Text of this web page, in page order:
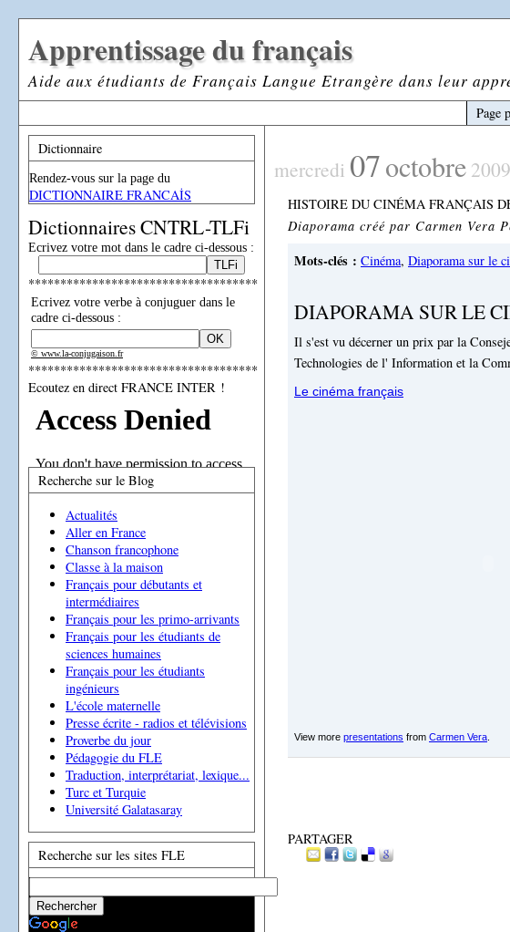
Apprentissage du français
Aide aux étudiants de Français Langue Etrangère dans leur
Page
Dictionnaire
Rendez-vous sur la page du
DICTIONNAIRE FRANCAİS
Dictionnaires CNTRL-TLFi
Ecrivez votre mot dans le cadre ci-dessous :
************************************
Ecrivez votre verbe à conjuguer dans le
cadre ci-dessous :
© www.la-conjugaison.fr
************************************
Ecoutez en direct FRANCE INTER !
Recherche sur le Blog
Actualités
Aller en France
Chanson francophone
Classe à la maison
Français pour débutants et
intermédiaires
Français pour les primo-arrivants
Français pour les étudiants de
sciences humaines
Français pour les étudiants
ingénieurs
L'école maternelle
Presse écrite - radios et télévisions
Proverbe du jour
Pédagogie du FLE
Traduction, interprétariat, lexique...
Turc et Turquie
Université Galatasaray
Recherche sur les sites FLE
mercredi 07octobre
HISTOIRE DU CINÉMA FRANÇAIS
Diaporama créé par Carmen Vera
Mots-clés : Cinéma, Diaporama sur le
DIAPORAMA SUR LE
Il s'est vu décerner un prix par la
Technologies de l' Information et la
Le cinéma français
View more presentations from Carmen Vera
PARTAGER